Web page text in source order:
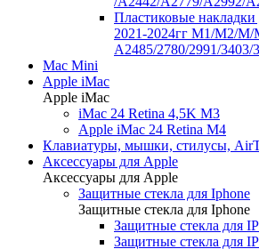
Пластиковые
2021-2024гг M1/M2/M/
А2485/2780/2991/3403/
Mac Mini
Apple iMac
Apple iMac
iMac 24 Retina 4,5K M3
Apple iMac 24 Retina M4
Клавиатуры, мышки, стилусы,
Аксессуары для Apple
Аксессуары для Apple
Защитные стекла для Iphone
Защитные стекла для Iphone
Защитные стекла для
Защитные стекла для